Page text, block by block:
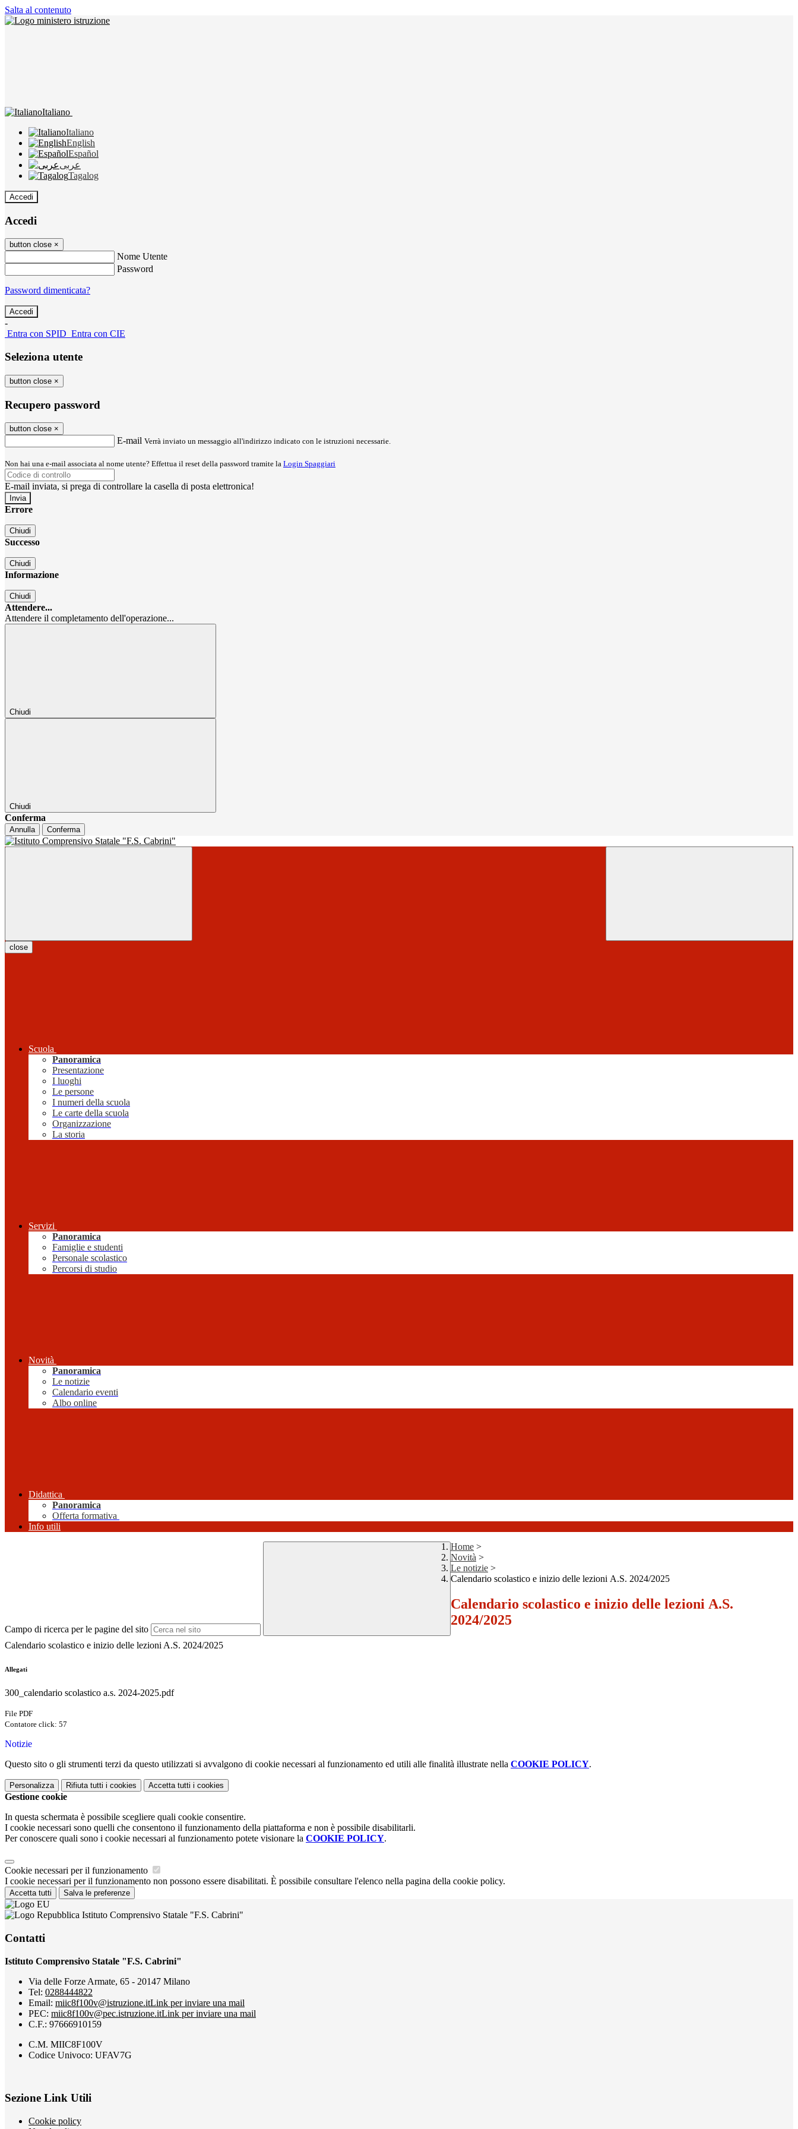
Salta al contenuto
Italiano
Italiano
English
Español
عربى
Tagalog
Accedi
Accedi
button close ×
Nome Utente
Password
Password dimenticata?
-
Entra con SPID Entra con CIE
Seleziona utente
button close ×
Recupero password
button close ×
E-mail Verrà inviato un messaggio all'indirizzo indicato con le istruzioni necessarie.
Non hai una e-mail associata al nome utente? Effettua il reset della password tramite la Login Spaggiari
E-mail inviata, si prega di controllare la casella di posta elettronica!
Errore
Chiudi
Successo
Chiudi
Informazione
Chiudi
Attendere...
Attendere il completamento dell'operazione...
Chiudi
Chiudi
Conferma
Annulla Conferma
close
Scuola
Panoramica
Presentazione
I luoghi
Le persone
I numeri della scuola
Le carte della scuola
Organizzazione
La storia
Servizi
Panoramica
Famiglie e studenti
Personale scolastico
Percorsi di studio
Novità
Panoramica
Le notizie
Calendario eventi
Albo online
Didattica
Panoramica
Offerta formativa
Info utili
Campo di ricerca per le pagine del sito
Home >
Novità >
Le notizie >
Calendario scolastico e inizio delle lezioni A.S. 2024/2025
Calendario scolastico e inizio delle lezioni A.S.
2024/2025
Calendario scolastico e inizio delle lezioni A.S. 2024/2025
Allegati
300_calendario scolastico a.s. 2024-2025.pdf
File PDF
Contatore click: 57
Notizie
Questo sito o gli strumenti terzi da questo utilizzati si avvalgono di cookie necessari al funzionamento ed utili alle finalità illustrate nella COOKIE POLICY.
Personalizza Rifiuta tutti i cookies Accetta tutti i cookies
Gestione cookie
In questa schermata è possibile scegliere quali cookie consentire.
I cookie necessari sono quelli che consentono il funzionamento della piattaforma e non è possibile disabilitarli.
Per conoscere quali sono i cookie necessari al funzionamento potete visionare la COOKIE POLICY.
Cookie necessari per il funzionamento
I cookie necessari per il funzionamento non possono essere disabilitati. È possibile consultare l'elenco nella pagina della cookie policy.
Accetta tutti Salva le preferenze
Istituto Comprensivo Statale "F.S. Cabrini"
Contatti
Istituto Comprensivo Statale "F.S. Cabrini"
Via delle Forze Armate, 65 - 20147 Milano
Tel: 0288444822
Email: miic8f100v@istruzione.itLink per inviare una mail
PEC: miic8f100v@pec.istruzione.itLink per inviare una mail
C.F.: 97666910159
C.M. MIIC8F100V
Codice Univoco: UFAV7G
Sezione Link Utili
Cookie policy